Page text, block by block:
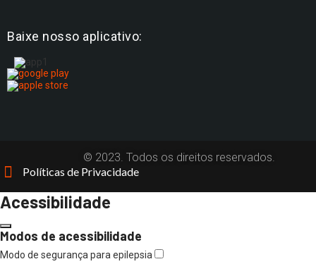
Baixe nosso aplicativo:
© 2023. Todos os direitos reservados.
Políticas de Privacidade
Acessibilidade
Modos de acessibilidade
Modo de segurança para epilepsia